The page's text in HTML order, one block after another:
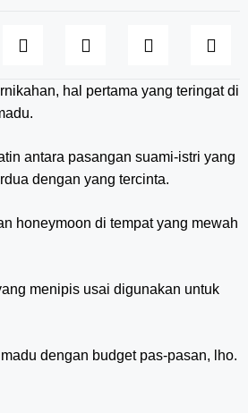
hal pertama yang teringat di
antara pasangan suami-istri yang
dengan yang tercinta.
honeymoon di tempat yang mewah
menipis usai digunakan untuk
dengan budget pas-pasan, lho.